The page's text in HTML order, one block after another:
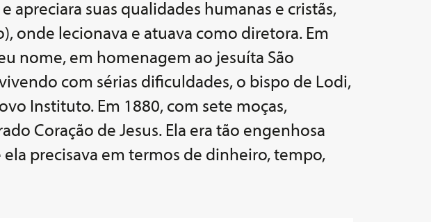
apreciara suas qualidades humanas e cristãs,
onde lecionava e atuava como diretora. Em
nome, em homenagem ao jesuíta São
com sérias dificuldades, o bispo de Lodi,
Instituto. Em 1880, com sete moças,
Coração de Jesus. Ela era tão engenhosa
precisava em termos de dinheiro, tempo,